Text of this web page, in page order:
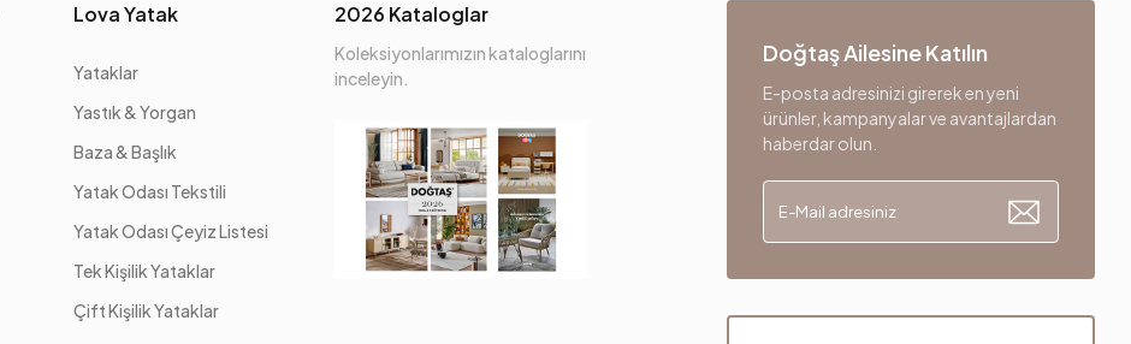
Lova Yatak
Yataklar
Yastık & Yorgan
Baza & Başlık
Yatak Odası Tekstili
Yatak Odası Çeyiz Listesi
Tek Kişilik Yataklar
Çift Kişilik Yataklar
2026 Kataloglar
Koleksiyonlarımızın kataloglarını
inceleyin.
Doğtaş Ailesine Katılın
E-posta adresinizi girerek en yeni
ürünler, kampanyalar ve avantajlardan
haberdar olun.